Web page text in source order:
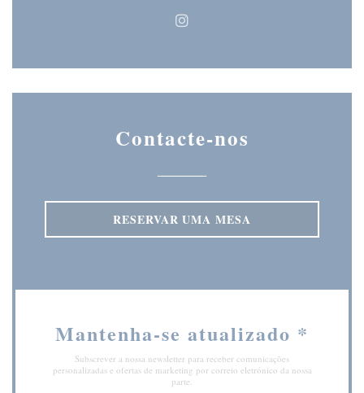
Instagram ((abre numa nova
Contacte-nos
RESERVAR UMA MESA
Mantenha-se atualizado *
Subscrever a nossa newsletter para receber comunicações
personalizadas e ofertas de marketing por correio eletrónico da nossa
parte.